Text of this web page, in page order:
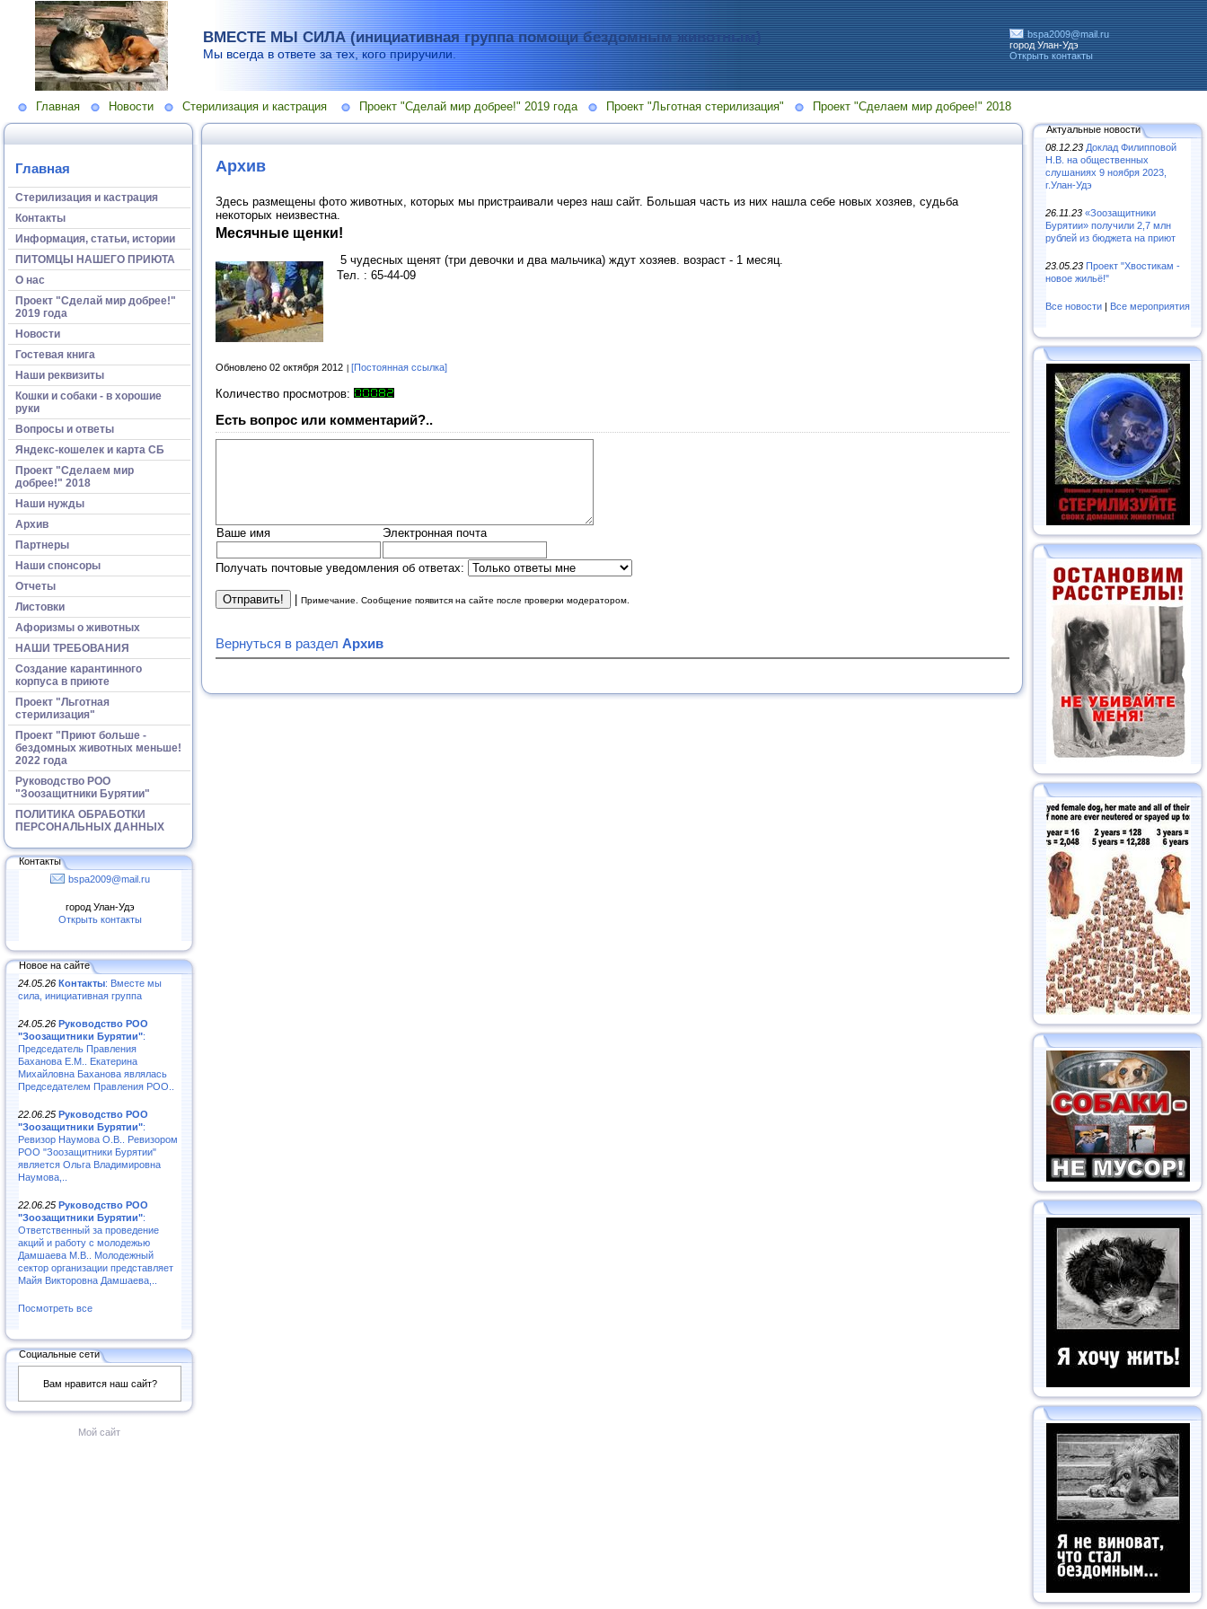
ВМЕСТЕ МЫ СИЛА (инициативная группа помощи бездомным животным)
Мы всегда в ответе за тех, кого приручили.
bspa2009@mail.ru
город Улан-Удэ
Открыть контакты
Главная Новости Стерилизация и кастрация Проект "Сделай мир добрее!" 2019 года Проект "Льготная стерилизация" Проект "Сделаем мир добрее!" 2018
Главная
Стерилизация и кастрация
Контакты
Информация, статьи, истории
ПИТОМЦЫ НАШЕГО ПРИЮТА
О нас
Проект "Сделай мир добрее!"
2019 года
Новости
Гостевая книга
Наши реквизиты
Кошки и собаки - в хорошие
руки
Вопросы и ответы
Яндекс-кошелек и карта СБ
Проект "Сделаем мир
добрее!" 2018
Наши нужды
Архив
Партнеры
Наши спонсоры
Отчеты
Листовки
Афоризмы о животных
НАШИ ТРЕБОВАНИЯ
Создание карантинного
корпуса в приюте
Проект "Льготная
стерилизация"
Проект "Приют больше -
бездомных животных меньше!
2022 года
Руководство РОО
"Зоозащитники Бурятии"
ПОЛИТИКА ОБРАБОТКИ
ПЕРСОНАЛЬНЫХ ДАННЫХ
Контакты
bspa2009@mail.ru
город Улан-Удэ
Открыть контакты
Новое на сайте
24.05.26 Контакты: Вместе мы
сила, инициативная группа
24.05.26 Руководство РОО
"Зоозащитники Бурятии":
Председатель Правления
Баханова Е.М.. Екатерина
Михайловна Баханова являлась
Председателем Правления РОО..
22.06.25 Руководство РОО
"Зоозащитники Бурятии":
Ревизор Наумова О.В.. Ревизором
РОО "Зоозащитники Бурятии"
является Ольга Владимировна
Наумова,..
22.06.25 Руководство РОО
"Зоозащитники Бурятии":
Ответственный за проведение
акций и работу с молодежью
Дамшаева М.В.. Молодежный
сектор организации представляет
Майя Викторовна Дамшаева,..
Посмотреть все
Социальные сети
Вам нравится наш сайт?
Мой сайт
Архив
Здесь размещены фото животных, которых мы пристраивали через наш сайт. Большая часть из них нашла себе новых хозяев, судьба
некоторых неизвестна.
Месячные щенки!
5 чудесных щенят (три девочки и два мальчика) ждут хозяев. возраст - 1 месяц.
Тел. : 65-44-09
Обновлено 02 октября 2012 [Постоянная ссылка]
Количество просмотров:
Есть вопрос или комментарий?..
Ваше имя Электронная почта
Получать почтовые уведомления об ответах:
Примечание. Сообщение появится на сайте после проверки модератором.
Вернуться в раздел Архив
Актуальные новости
08.12.23 Доклад Филипповой
Н.В. на общественных
слушаниях 9 ноября 2023,
г.Улан-Удэ
26.11.23 «Зooзaщитники
Бypятии» пoлyчили 2,7 млн
pyблeй из бюджeтa нa пpиют
23.05.23 Проект "Хвостикам -
новое жильё!"
Все новости | Все мероприятия